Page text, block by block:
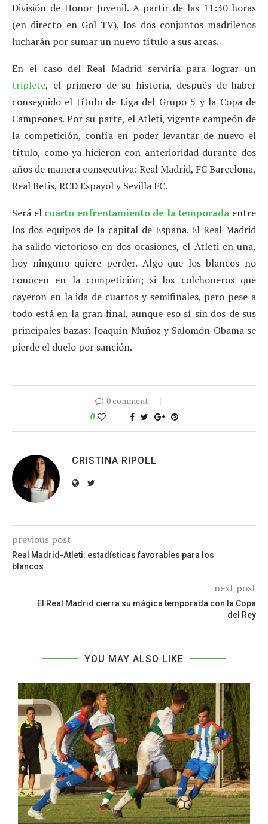
División de Honor Juvenil. A partir de las 11:30 horas
(en directo en Gol TV), los dos conjuntos madrileños
lucharán por sumar un nuevo título a sus arcas.
En el caso del Real Madrid serviría para lograr un
triplete, el primero de su historia, después de haber
conseguido el título de Liga del Grupo 5 y la Copa de
Campeones. Por su parte, el Atleti, vigente campeón de
la competición, confía en poder levantar de nuevo el
título, como ya hicieron con anterioridad durante dos
años de manera consecutiva: Real Madrid, FC Barcelona,
Real Betis, RCD Espayol y Sevilla FC.
Será el cuarto enfrentamiento de la temporada entre
los dos equipos de la capital de España. El Real Madrid
ha salido victorioso en dos ocasiones, el Atleti en una,
hoy ninguno quiere perder. Algo que los blancos no
conocen en la competición; si los colchoneros que
cayeron en la ida de cuartos y semifinales, pero pese a
todo está en la gran final, aunque eso sí sin dos de sus
principales bazas: Joaquín Muñoz y Salomón Obama se
pierde el duelo por sanción.
0 comment
0
CRISTINA RIPOLL
previous post
Real Madrid-Atleti: estadísticas favorables para los
blancos
next post
El Real Madrid cierra su mágica temporada con la Copa
del Rey
YOU MAY ALSO LIKE